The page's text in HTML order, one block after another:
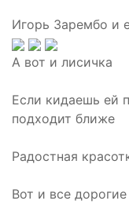
Игорь Зарембо и
А вот и лисичка
Если кидаешь ей
подходит ближе
Радостная
Вот и все